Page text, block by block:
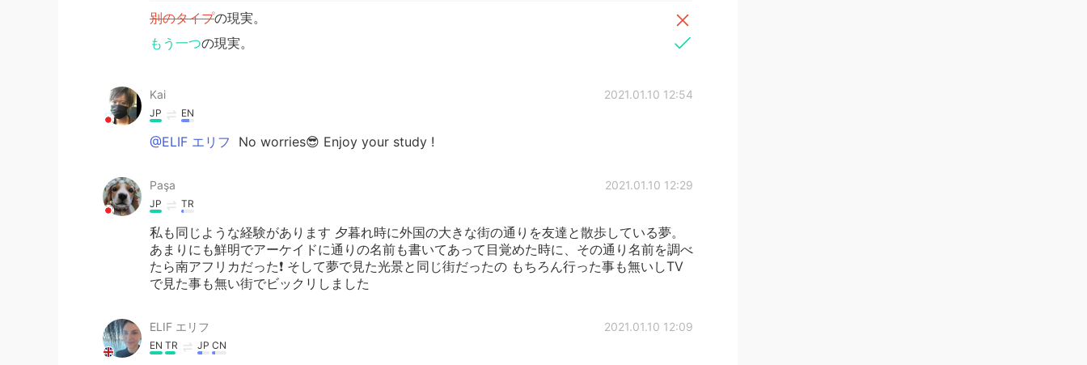
別のタイプの現実。
もう一つの現実。
Kai 2021.01.10 12:54
JP EN
@ELIF エリフ No worries😎 Enjoy your study !
Paşa 2021.01.10 12:29
JP TR
私も同じような経験があります 夕暮れ時に外国の大きな街の通りを友達と散歩している夢。
あまりにも鮮明でアーケイドに通りの名前も書いてあって目覚めた時に、その通り名前を調べ
たら南アフリカだった❗️ そして夢で見た光景と同じ街だったの もちろん行った事も無いしTV
で見た事も無い街でビックリしました
ELIF エリフ 2021.01.10 12:09
EN TR JP CN